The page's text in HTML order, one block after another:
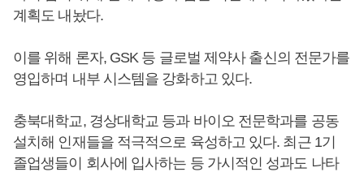
계획도 내놨다.
이를 위해 론자, GSK 등 글로벌 제약사 출신의 전문가를
영입하며 내부 시스템을 강화하고 있다.
충북대학교, 경상대학교 등과 바이오 전문학과를 공동
설치해 인재들을 적극적으로 육성하고 있다. 최근 1기
졸업생들이 회사에 입사하는 등 가시적인 성과도 나타